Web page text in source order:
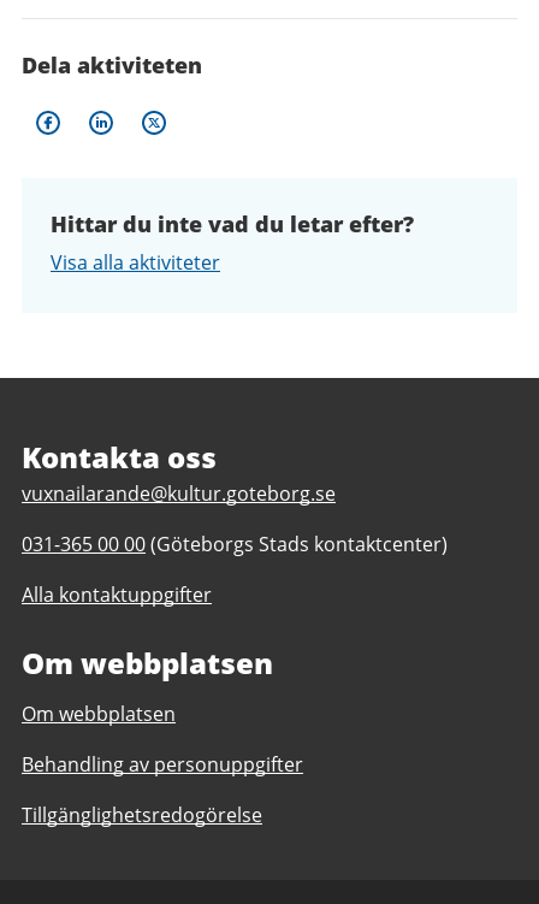
Dela aktiviteten
Hittar du inte vad du letar efter?
Visa alla aktiviteter
Kontakta oss
E
p
s
t
l
l
V
u
vuxnailarande@kultur.goteborg.se
T
l
f
n
u
m
m
031-365 00 00(Göteborgs Stads kontaktcenter)
Alla kontaktuppgifter
Om webbplatsen
Om webbplatsen
Behandling av personuppgifter
Tillgänglighetsredogörelse